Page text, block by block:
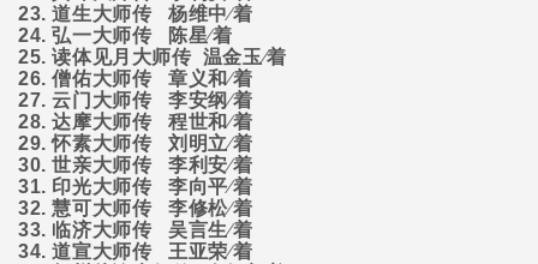
23.道生大师传
杨维中∕着
24.弘一大师传
陈星∕着
25.读体见月大师传 温金玉∕着
26.僧佑大师传
章义和∕着
27.云门大师传
李安纲∕着
28.达摩大师传
程世和∕着
29.怀素大师传
刘明立∕着
30.世亲大师传
李利安∕着
31. 印光大师传
李向平∕着
32.慧可大师传
李修松∕着
33. 临济大师传
吴言生∕着
34.道宣大师传
王亚荣∕着